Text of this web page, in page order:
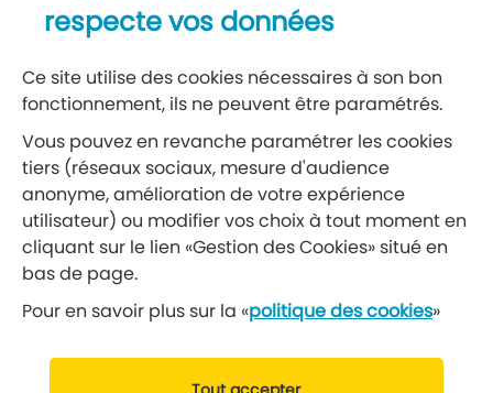
Réseaux sociaux
Suivez-nous
Retrouvez nous sur Facebook
respecte vos données
Ce site utilise des cookies nécessaires à son bon
fonctionnement, ils ne peuvent être paramétrés.
Vous pouvez en revanche paramétrer les cookies
tiers (réseaux sociaux, mesure d'audience
anonyme, amélioration de votre expérience
utilisateur) ou modifier vos choix à tout moment en
cliquant sur le lien «Gestion des Cookies» situé en
bas de page.
Pour en savoir plus sur la «politique des cookies»